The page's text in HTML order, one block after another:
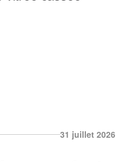
31 juillet 2026